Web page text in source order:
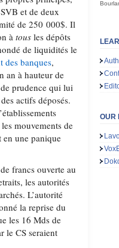
et de deux
de 250 000$. Il
àtous les dépôts
de liquidités le
des banques,
an à hauteur de
prudence qui lui
actifs déposés.
mouvements de
en une panique
francs ouverte au
les autorités
L’autorité
la reprise du
les 16 Mds de
le CS seraient
OUR